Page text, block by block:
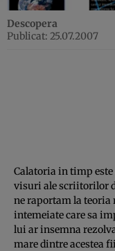
Descopera
Publicat: 25.07.2007
Calatoria in timp
visuri ale scriitorilor
ne raportam la
intemeiate care sa
lui ar insemna
mare dintre acestea